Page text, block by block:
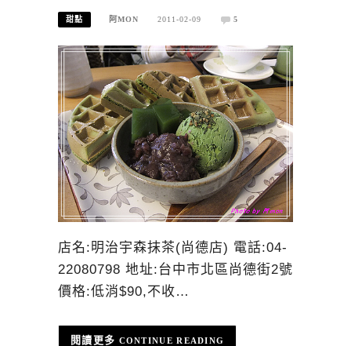
甜點 阿MON 2011-02-09 5
店名:明治宇森抹茶(尚德店) 電話:04-
22080798 地址:台中市北區尚德街2號
價格:低消$90,不收…
CONTINUE READING